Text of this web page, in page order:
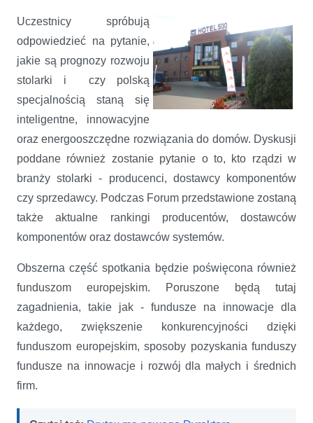
Uczestnicy spróbują
odpowiedzieć na pytanie,
jakie są prognozy rozwoju
stolarki i czy polską
specjalnością staną się
inteligentne, innowacyjne
oraz energooszczędne rozwiązania do domów. Dyskusji
poddane również zostanie pytanie o to, kto rządzi w
branży stolarki - producenci, dostawcy komponentów
czy sprzedawcy. Podczas Forum przedstawione zostaną
także aktualne rankingi producentów, dostawców
komponentów oraz dostawców systemów.
Obszerna część spotkania będzie poświęcona również
funduszom europejskim. Poruszone będą tutaj
zagadnienia, takie jak - fundusze na innowacje dla
każdego, zwiększenie konkurencyjności dzięki
funduszom europejskim, sposoby pozyskania funduszy
fundusze na innowacje i rozwój dla małych i średnich
firm.